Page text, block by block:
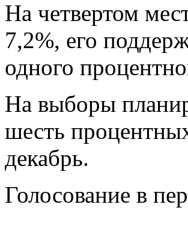
На четвертом
7,2%, его
одного
На выборы
шесть
декабрь.
Голосование в